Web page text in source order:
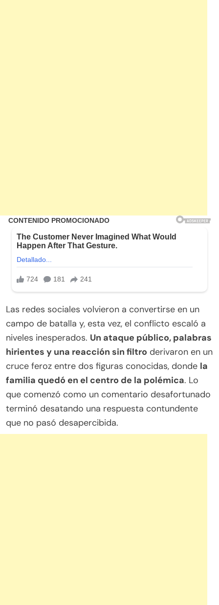
Las redes sociales volvieron a convertirse en un
campo de batalla y, esta vez, el conflicto escaló a
niveles inesperados. Un ataque público, palabras
hirientes y una reacción sin filtro derivaron en un
cruce feroz entre dos figuras conocidas, donde la
familia quedó en el centro de la polémica. Lo
que comenzó como un comentario desafortunado
terminó desatando una respuesta contundente
que no pasó desapercibida.